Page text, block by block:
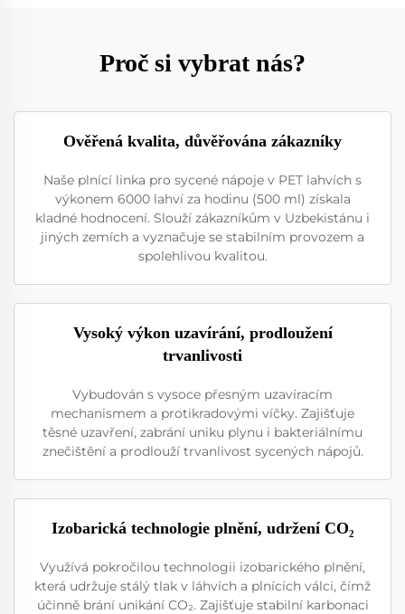
Proč si vybrat nás?
Ověřená kvalita, důvěřována zákazníky
Naše plnící linka pro sycené nápoje v PET lahvích s
výkonem 6000 lahví za hodinu (500 ml) získala
kladné hodnocení. Slouží zákazníkům v Uzbekistánu i
jiných zemích a vyznačuje se stabilním provozem a
spolehlivou kvalitou.
Vysoký výkon uzavírání, prodloužení
trvanlivosti
Vybudován s vysoce přesným uzavíracím
mechanismem a protikradovými víčky. Zajišťuje
těsné uzavření, zabrání uniku plynu i bakteriálnímu
znečištění a prodlouží trvanlivost sycených nápojů.
Izobarická technologie plnění, udržení CO₂
Využívá pokročilou technologii izobarického plnění,
která udržuje stálý tlak v láhvích a plnících válci, čímž
účinně brání unikání CO₂. Zajišťuje stabilní karbonaci